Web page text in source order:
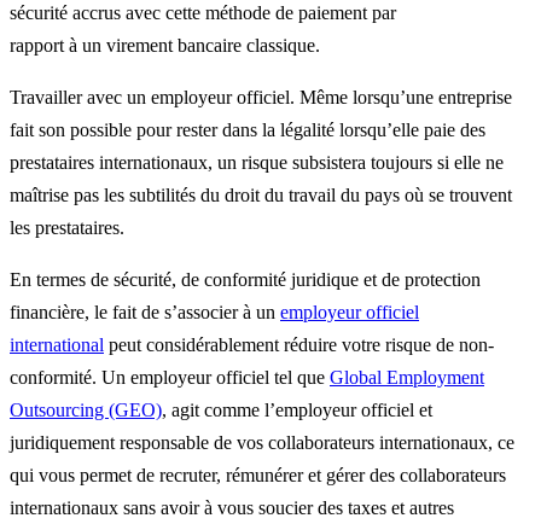
sécurité accrus avec cette méthode de paiement par
rapport à un virement bancaire classique.
Travailler avec un employeur officiel. Même lorsqu’une entreprise
fait son possible pour rester dans la légalité lorsqu’elle paie des
prestataires internationaux, un risque subsistera toujours si elle ne
maîtrise pas les subtilités du droit du travail du pays où se trouvent
les prestataires.
En termes de sécurité, de conformité juridique et de protection
financière, le fait de s’associer à un employeur officiel
international peut considérablement réduire votre risque de non-
conformité. Un employeur officiel tel que Global Employment
Outsourcing (GEO), agit comme l’employeur officiel et
juridiquement responsable de vos collaborateurs internationaux, ce
qui vous permet de recruter, rémunérer et gérer des collaborateurs
internationaux sans avoir à vous soucier des taxes et autres